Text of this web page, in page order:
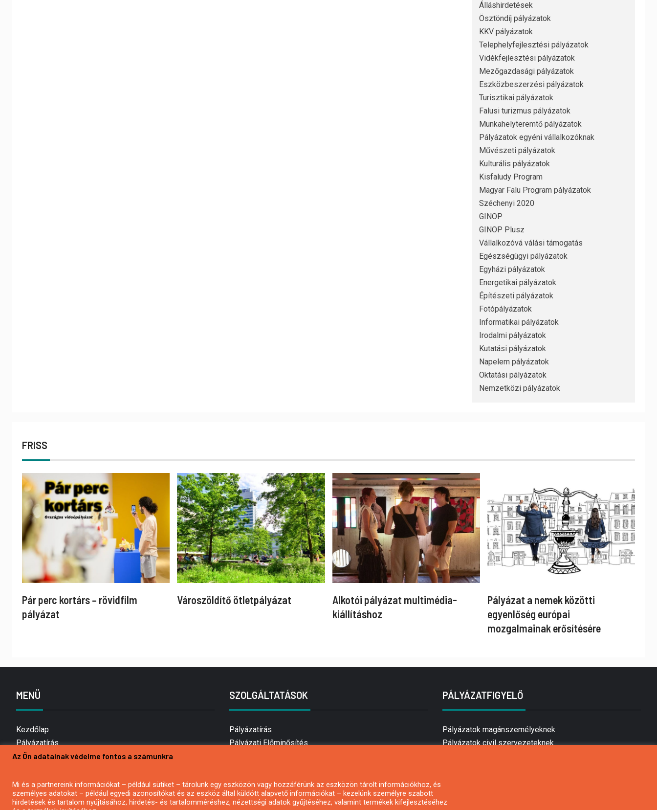
Álláshirdetések
Ösztöndíj pályázatok
KKV pályázatok
Telephelyfejlesztési pályázatok
Vidékfejlesztési pályázatok
Mezőgazdasági pályázatok
Eszközbeszerzési pályázatok
Turisztikai pályázatok
Falusi turizmus pályázatok
Munkahelyteremtő pályázatok
Pályázatok egyéni vállalkozóknak
Művészeti pályázatok
Kulturális pályázatok
Kisfaludy Program
Magyar Falu Program pályázatok
Széchenyi 2020
GINOP
GINOP Plusz
Vállalkozóvá válási támogatás
Egészségügyi pályázatok
Egyházi pályázatok
Energetikai pályázatok
Építészeti pályázatok
Fotópályázatok
Informatikai pályázatok
Irodalmi pályázatok
Kutatási pályázatok
Napelem pályázatok
Oktatási pályázatok
Nemzetközi pályázatok
FRISS
Pár perc kortárs – rövidfilm
pályázat
Városzöldítő ötletpályázat
Alkotói pályázat multimédia-
kiállításhoz
Pályázat a nemek közötti
egyenlőség európai
mozgalmainak erősítésére
MENÜ
Kezdőlap
Pályázatírás
Bemutatkozás
Hírlevél feliratkozás
Impresszum
SZOLGÁLTATÁSOK
Pályázatírás
Pályázati Előminősítés
Mezőgazdasági pályázatírás
Pályázatírás magánszemélyeknek
PÁLYÁZATFIGYELŐ
Pályázatok magánszemélyeknek
Pályázatok civil szervezeteknek
Az Ön adatainak védelme fontos a számunkra
Mi és a partnereink információkat – például sütiket – tárolunk egy eszközön vagy hozzáférünk az eszközön tárolt információkhoz, és
személyes adatokat – például egyedi azonosítókat és az eszköz által küldött alapvető információkat – kezelünk személyre szabott
hirdetések és tartalom nyújtásához, hirdetés- és tartalomméréshez, nézettségi adatok gyűjtéséhez, valamint termékek kifejlesztéséhez